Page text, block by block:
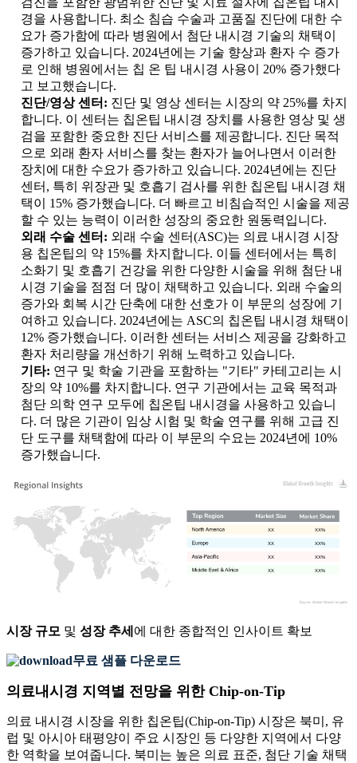
경을 사용합니다. 최소 침습 수술과 고품질 진단에 대한 수
요가 증가함에 따라 병원에서 첨단 내시경 기술의 채택이
증가하고 있습니다. 2024년에는 기술 향상과 환자 수 증가
로 인해 병원에서는 칩 온 팁 내시경 사용이 20% 증가했다
고 보고했습니다.
진단/영상 센터: 진단 및 영상 센터는 시장의 약 25%를 차지
합니다. 이 센터는 칩온팁 내시경 장치를 사용한 영상 및 생
검을 포함한 중요한 진단 서비스를 제공합니다. 진단 목적
으로 외래 환자 서비스를 찾는 환자가 늘어나면서 이러한
장치에 대한 수요가 증가하고 있습니다. 2024년에는 진단
센터, 특히 위장관 및 호흡기 검사를 위한 칩온팁 내시경 채
택이 15% 증가했습니다. 더 빠르고 비침습적인 시술을 제공
할 수 있는 능력이 이러한 성장의 중요한 원동력입니다.
외래 수술 센터: 외래 수술 센터(ASC)는 의료 내시경 시장
용 칩온팁의 약 15%를 차지합니다. 이들 센터에서는 특히
소화기 및 호흡기 건강을 위한 다양한 시술을 위해 첨단 내
시경 기술을 점점 더 많이 채택하고 있습니다. 외래 수술의
증가와 회복 시간 단축에 대한 선호가 이 부문의 성장에 기
여하고 있습니다. 2024년에는 ASC의 칩온팁 내시경 채택이
12% 증가했습니다. 이러한 센터는 서비스 제공을 강화하고
환자 처리량을 개선하기 위해 노력하고 있습니다.
기타: 연구 및 학술 기관을 포함하는 "기타" 카테고리는 시
장의 약 10%를 차지합니다. 연구 기관에서는 교육 목적과
첨단 의학 연구 모두에 칩온팁 내시경을 사용하고 있습니
다. 더 많은 기관이 임상 시험 및 학술 연구를 위해 고급 진
단 도구를 채택함에 따라 이 부문의 수요는 2024년에 10%
증가했습니다.
XX%
XX
XX%
XX
XX%
XX
XX%
XX
시장 규모 및 성장 추세 에 대한 종합적인 인사이트 확보
무료 샘플 다운로드
의료내시경 지역별 전망을 위한 Chip-on-Tip
의료 내시경 시장을 위한 칩온팁(Chip-on-Tip) 시장은 북미, 유
럽 및 아시아 태평양이 주요 시장인 등 다양한 지역에서 다양
한 역학을 보여줍니다. 북미는 높은 의료 표준, 첨단 기술 채택